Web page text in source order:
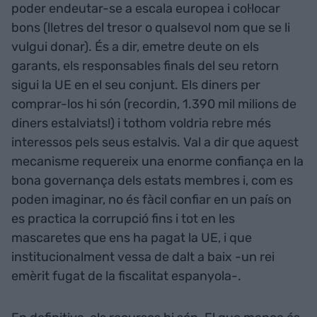
poder endeutar-se a escala europea i col·locar
bons (lletres del tresor o qualsevol nom que se li
vulgui donar). És a dir, emetre deute on els
garants, els responsables finals del seu retorn
sigui la UE en el seu conjunt. Els diners per
comprar-los hi són (recordin, 1.390 mil milions de
diners estalviats!) i tothom voldria rebre més
interessos pels seus estalvis. Val a dir que aquest
mecanisme requereix una enorme confiança en la
bona governança dels estats membres i, com es
poden imaginar, no és fàcil confiar en un país on
es practica la corrupció fins i tot en les
mascaretes que ens ha pagat la UE, i que
institucionalment vessa de dalt a baix -un rei
emèrit fugat de la fiscalitat espanyola-.